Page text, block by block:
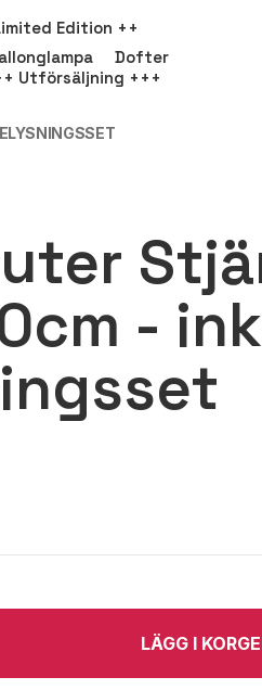
Edition ++
Dofter
Utförsäljning +++
-
LÄGG I